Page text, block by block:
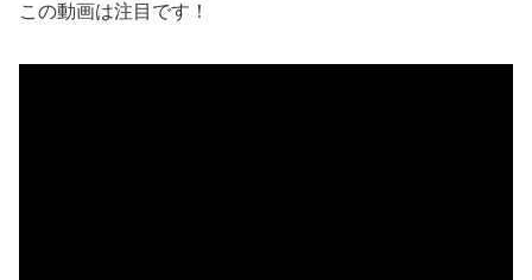
この動画は注目です！